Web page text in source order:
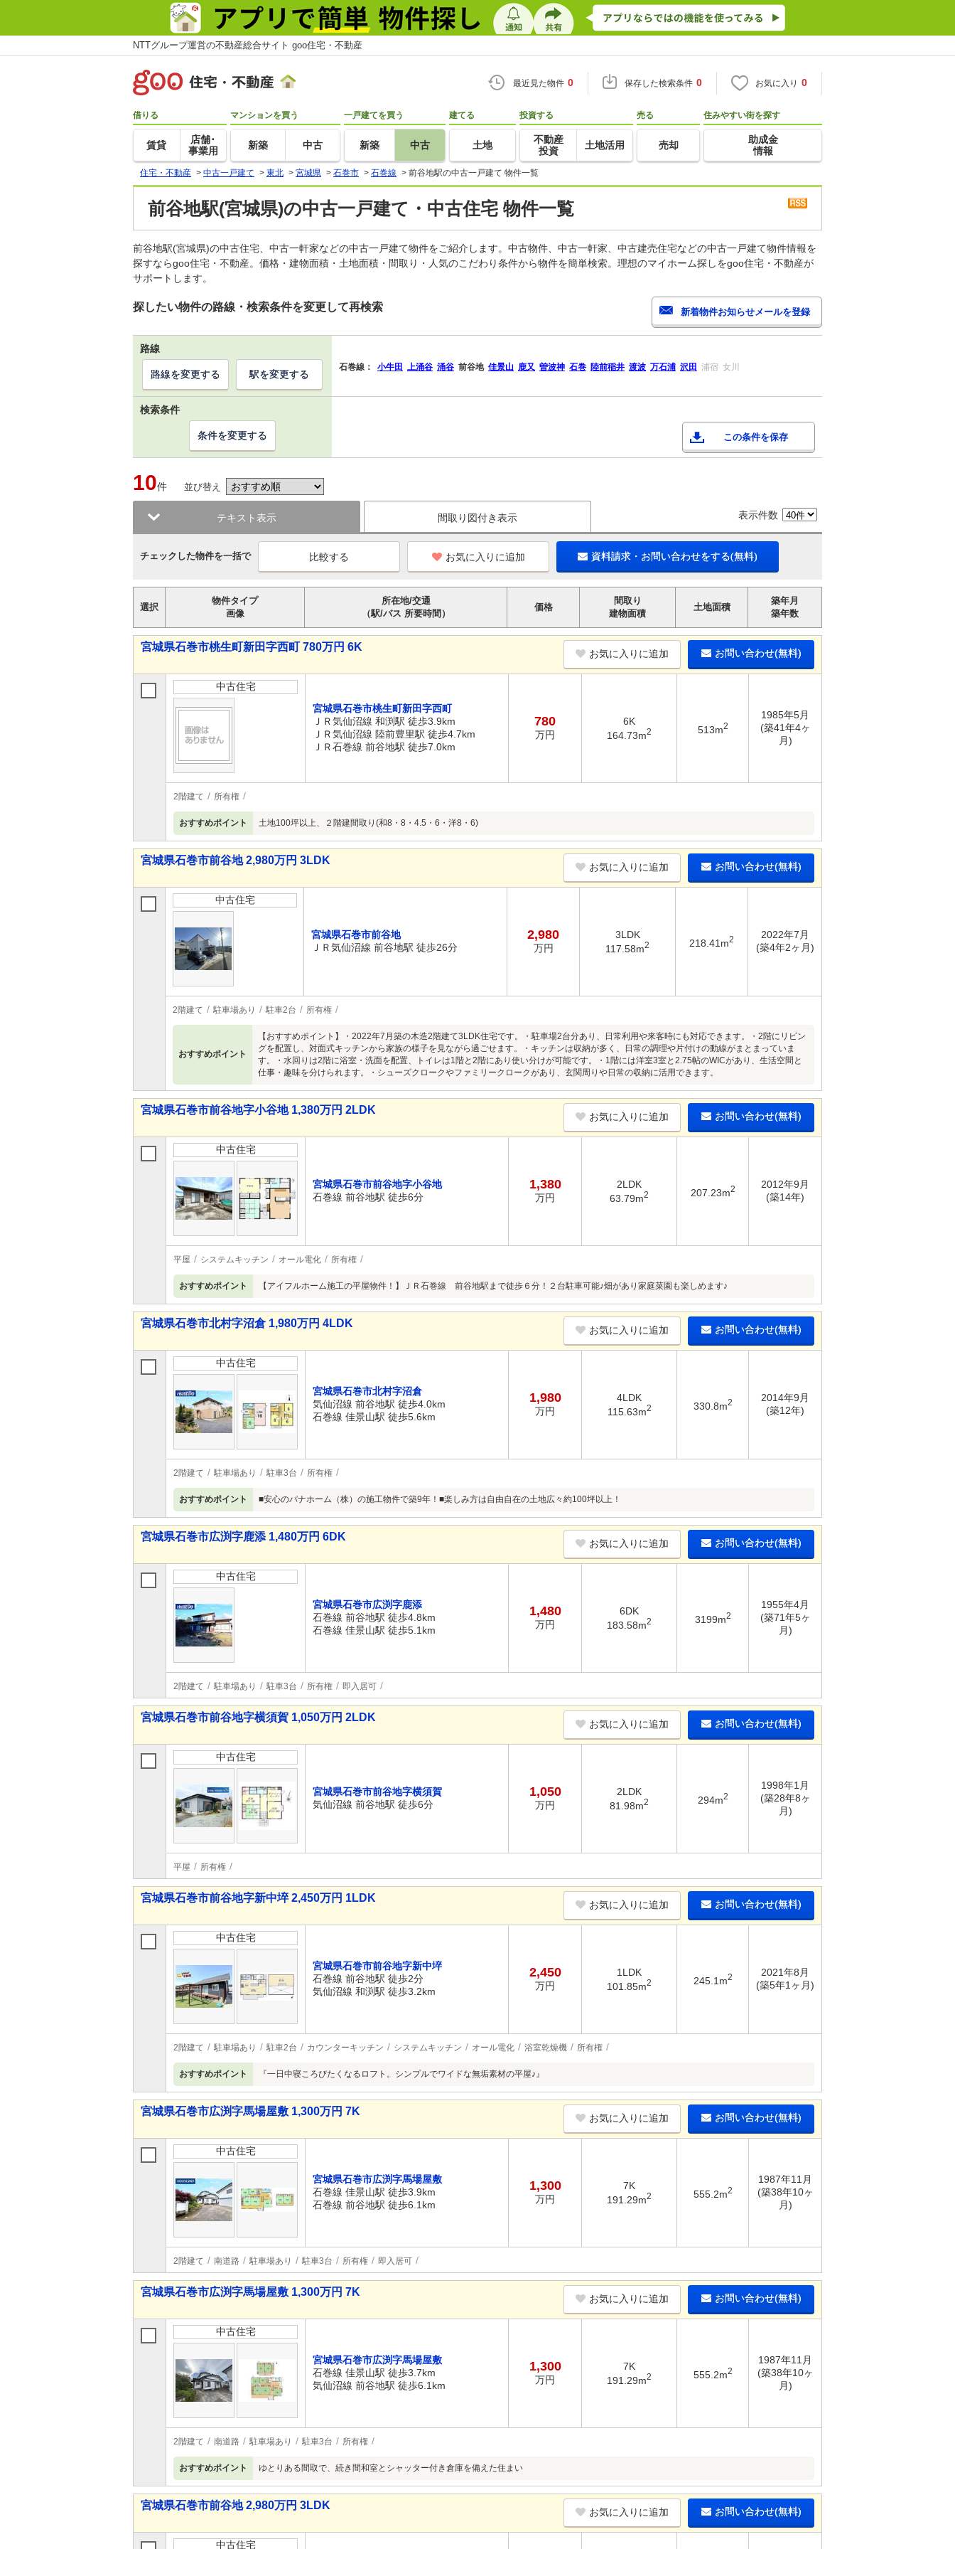
NTTグループ運営の不動産総合サイト goo住宅・不動産
最近見た物件 0 保存した検索条件 0 お気に入り 0
借りる
賃貸
店舗･
事業用
マンションを買う
新築 中古
一戸建てを買う
新築 中古
建てる
土地
投資する
不動産
投資
土地活用
売る
売却
住みやすい街を探す
助成金
情報
住宅・不動産 > 中古一戸建て > 東北 > 宮城県 > 石巻市 > 石巻線 > 前谷地駅の中古一戸建て 物件一覧
前谷地駅(宮城県)の中古一戸建て・中古住宅 物件一覧
前谷地駅(宮城県)の中古住宅、中古一軒家などの中古一戸建て物件をご紹介します。中古物件、中古一軒家、中古建売住宅などの中古一戸建て物件情報を
探すならgoo住宅・不動産。価格・建物面積・土地面積・間取り・人気のこだわり条件から物件を簡単検索。理想のマイホーム探しをgoo住宅・不動産が
サポートします。
探したい物件の路線・検索条件を変更して再検索
路線
石巻線： 小牛田 上涌谷 涌谷 前谷地 佳景山 鹿又 曽波神 石巻 陸前稲井 渡波 万石浦 沢田 浦宿 女川
路線を変更する 駅を変更する
検索条件
この条件を保存
条件を変更する
10件 並び替え
テキスト表示 間取り図付き表示 表示件数
チェックした物件を一括で お気に入りに追加 資料請求・お問い合わせをする(無料)
選択
物件タイプ
画像
所在地/交通
（駅/バス 所要時間）
価格
間取り
建物面積
土地面積
築年月
築年数
宮城県石巻市桃生町新田字西町 780万円 6K
お気に入りに追加 お問い合わせ(無料)
中古住宅
宮城県石巻市桃生町新田字西町
ＪＲ気仙沼線 和渕駅 徒歩3.9km
ＪＲ気仙沼線 陸前豊里駅 徒歩4.7km
ＪＲ石巻線 前谷地駅 徒歩7.0km
780
万円
6K
164.73m2 513m2
1985年5月
(築41年4ヶ
月)
2階建て 所有権
おすすめポイント 土地100坪以上、２階建間取り(和8・8・4.5・6・洋8・6)
宮城県石巻市前谷地 2,980万円 3LDK
お気に入りに追加 お問い合わせ(無料)
中古住宅
宮城県石巻市前谷地
ＪＲ気仙沼線 前谷地駅 徒歩26分
2,980
万円
3LDK
117.58m2 218.41m2
2022年7月
(築4年2ヶ月)
2階建て 駐車場あり 駐車2台 所有権
おすすめポイント
【おすすめポイント】・2022年7月築の木造2階建て3LDK住宅です。・駐車場2台分あり、日常利用や来客時にも対応できます。・2階にリビン
グを配置し、対面式キッチンから家族の様子を見ながら過ごせます。・キッチンは収納が多く、日常の調理や片付けの動線がまとまっていま
す。・水回りは2階に浴室・洗面を配置、トイレは1階と2階にあり使い分けが可能です。・1階には洋室3室と2.75帖のWICがあり、生活空間と
仕事・趣味を分けられます。・シューズクロークやファミリークロークがあり、玄関周りや日常の収納に活用できます。
宮城県石巻市前谷地字小谷地 1,380万円 2LDK
お気に入りに追加 お問い合わせ(無料)
中古住宅
宮城県石巻市前谷地字小谷地
石巻線 前谷地駅 徒歩6分
1,380
万円
2LDK
63.79m2 207.23m2
2012年9月
(築14年)
平屋 システムキッチン オール電化 所有権
おすすめポイント 【アイフルホーム施工の平屋物件！】ＪＲ石巻線 前谷地駅まで徒歩６分！２台駐車可能♪畑があり家庭菜園も楽しめます♪
宮城県石巻市北村字沼倉 1,980万円 4LDK
お気に入りに追加 お問い合わせ(無料)
中古住宅
宮城県石巻市北村字沼倉
気仙沼線 前谷地駅 徒歩4.0km
石巻線 佳景山駅 徒歩5.6km
1,980
万円
4LDK
115.63m2 330.8m2
2014年9月
(築12年)
2階建て 駐車場あり 駐車3台 所有権
おすすめポイント ■安心のパナホーム（株）の施工物件で築9年！■楽しみ方は自由自在の土地広々約100坪以上！
宮城県石巻市広渕字鹿添 1,480万円 6DK
お気に入りに追加 お問い合わせ(無料)
中古住宅
宮城県石巻市広渕字鹿添
石巻線 前谷地駅 徒歩4.8km
石巻線 佳景山駅 徒歩5.1km
1,480
万円
6DK
183.58m2 3199m2
1955年4月
(築71年5ヶ
月)
2階建て 駐車場あり 駐車3台 所有権 即入居可
宮城県石巻市前谷地字横須賀 1,050万円 2LDK
お気に入りに追加 お問い合わせ(無料)
中古住宅
宮城県石巻市前谷地字横須賀
気仙沼線 前谷地駅 徒歩6分
1,050
万円
2LDK
81.98m2 294m2
1998年1月
(築28年8ヶ
月)
平屋 所有権
宮城県石巻市前谷地字新中埣 2,450万円 1LDK
お気に入りに追加 お問い合わせ(無料)
中古住宅
宮城県石巻市前谷地字新中埣
石巻線 前谷地駅 徒歩2分
気仙沼線 和渕駅 徒歩3.2km
2,450
万円
1LDK
101.85m2 245.1m2
2021年8月
(築5年1ヶ月)
2階建て 駐車場あり 駐車2台 カウンターキッチン システムキッチン オール電化 浴室乾燥機 所有権
おすすめポイント 『一日中寝ころびたくなるロフト。シンプルでワイドな無垢素材の平屋♪』
宮城県石巻市広渕字馬場屋敷 1,300万円 7K
お気に入りに追加 お問い合わせ(無料)
中古住宅
宮城県石巻市広渕字馬場屋敷
石巻線 佳景山駅 徒歩3.9km
石巻線 前谷地駅 徒歩6.1km
1,300
万円
7K
191.29m2 555.2m2
1987年11月
(築38年10ヶ
月)
2階建て 南道路 駐車場あり 駐車3台 所有権 即入居可
宮城県石巻市広渕字馬場屋敷 1,300万円 7K
お気に入りに追加 お問い合わせ(無料)
中古住宅
宮城県石巻市広渕字馬場屋敷
石巻線 佳景山駅 徒歩3.7km
気仙沼線 前谷地駅 徒歩6.1km
1,300
万円
7K
191.29m2 555.2m2
1987年11月
(築38年10ヶ
月)
2階建て 南道路 駐車場あり 駐車3台 所有権
おすすめポイント ゆとりある間取で、続き間和室とシャッター付き倉庫を備えた住まい
宮城県石巻市前谷地 2,980万円 3LDK
お気に入りに追加 お問い合わせ(無料)
中古住宅